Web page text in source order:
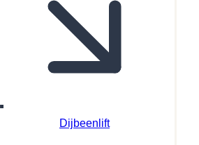
Dijbeenlift